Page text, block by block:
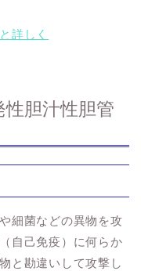
詳しく
胆汁性胆管
細菌などの異物を攻
自己免疫）に何らか
と勘違いして攻撃し